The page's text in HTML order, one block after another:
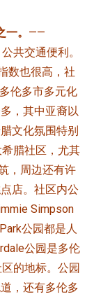
。 ——
共交通便利。
数也很高，社
伦多市多元化
，其中亚裔以
文化氛围特别
腊社区，尤其
，周边还有许
店。社区内公
Simpson
公园都是人
公园是多伦
的地标。公园
，还有多伦多